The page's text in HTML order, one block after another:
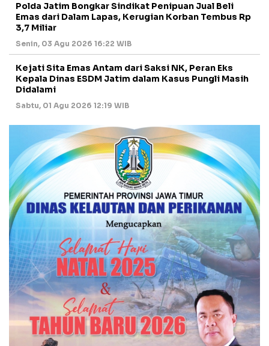
Polda Jatim Bongkar Sindikat Penipuan Jual Beli
Emas dari Dalam Lapas, Kerugian Korban Tembus Rp
3,7 Miliar
Senin, 03 Agu 2026 16:22 WIB
Kejati Sita Emas Antam dari Saksi NK, Peran Eks
Kepala Dinas ESDM Jatim dalam Kasus Pungli Masih
Didalami
Sabtu, 01 Agu 2026 12:19 WIB